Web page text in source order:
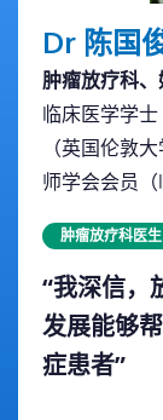
Dr 陈国
肿瘤放疗科
临床医学学
（英国伦敦
师学会会员（
肿瘤放疗科医生
“我深信，
发展能够
症患者”